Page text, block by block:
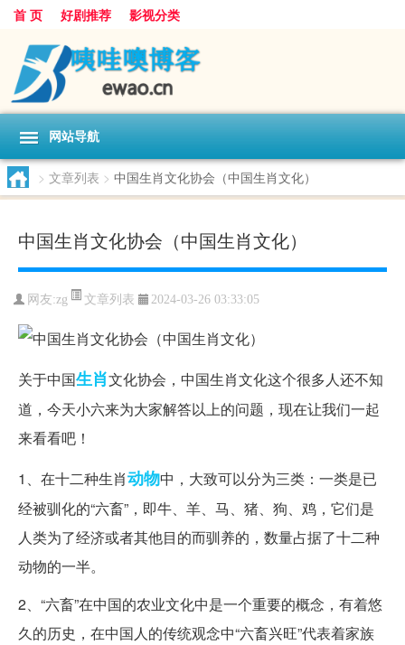
首 页 好剧推荐 影视分类
网站导航
> 文章列表 > 中国生肖文化协会（中国生肖文化）
中国生肖文化协会（中国生肖文化）
网友:zg 文章列表 2024-03-26 03:33:05
关于中国生肖文化协会，中国生肖文化这个很多人还不知
道，今天小六来为大家解答以上的问题，现在让我们一起
来看看吧！
1、在十二种生肖动物中，大致可以分为三类：一类是已
经被驯化的“六畜”，即牛、羊、马、猪、狗、鸡，它们是
人类为了经济或者其他目的而驯养的，数量占据了十二种
动物的一半。
2、“六畜”在中国的农业文化中是一个重要的概念，有着悠
久的历史，在中国人的传统观念中“六畜兴旺”代表着家族